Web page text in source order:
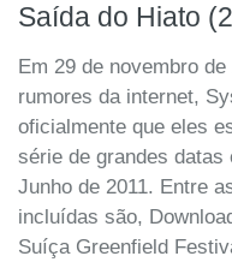
Saída do Hiato
Em 29 de novembro
rumores da internet,
oficialmente que eles
série de grandes
Junho de 2011. Entre
incluídas são,
Suíça Greenfield